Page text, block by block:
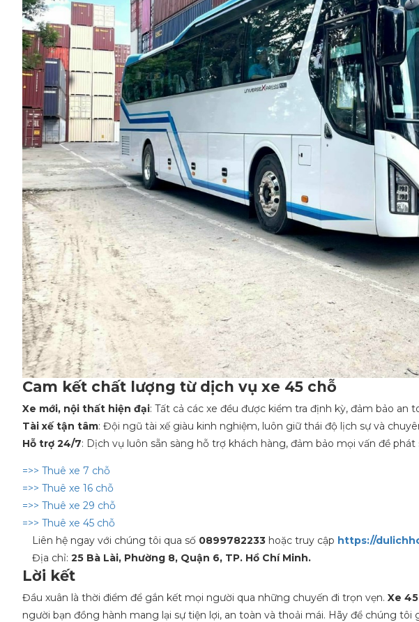
Cam kết chất lượng từ dịch vụ xe 45 chỗ
Xe mới, nội thất hiện đại: Tất cả các xe đều được kiểm tra định kỳ, đảm bảo an
Tài xế tận tâm: Đội ngũ tài xế giàu kinh nghiệm, luôn giữ thái độ lịch sự và
Hỗ trợ 24/7: Dịch vụ luôn sẵn sàng hỗ trợ khách hàng, đảm bảo mọi vấn đề
=>> Thuê xe 7 chỗ
=>> Thuê xe 16 chỗ
=>> Thuê xe 29 chỗ
=>> Thuê xe 45 chỗ
Liên hệ ngay với chúng tôi qua số 0899782233 hoặc truy cập https://
Địa chỉ: 25 Bà Lài, Phường 8, Quận 6, TP. Hồ Chí Minh.
Lời kết
Đầu xuân là thời điểm để gắn kết mọi người qua những chuyến đi trọn vẹn. Xe
người bạn đồng hành mang lại sự tiện lợi, an toàn và thoải mái. Hãy để chúng